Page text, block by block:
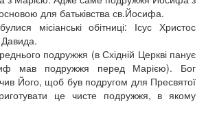
для батьківства св.Йосифа.
місіанські обітниці: Ісус Христос
Давида.
подружжя (в Східній Церкві панує
мав подружжя перед Марією). Бог
Його, щоб був подругом для Пресвятої
це чисте подружжя, в якому